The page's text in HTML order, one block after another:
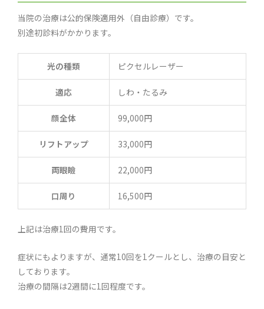
当院の治療は公的保険適用外（自由診療）です。
別途初診料がかかります。
光の種類 ピクセルレーザー
適応 しわ・たるみ
顔全体 99,000円
リフトアップ 33,000円
両眼瞼 22,000円
口周り 16,500円
上記は治療1回の費用です。
症状にもよりますが、通常10回を1クールとし、治療の目安と
しております。
治療の間隔は2週間に1回程度です。